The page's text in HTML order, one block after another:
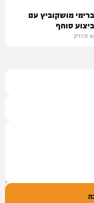
מושקוביץ עם
סוחף
מיוזיק